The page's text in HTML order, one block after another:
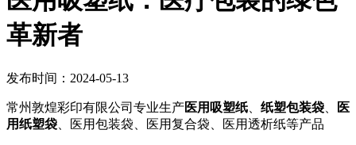
革新者
发布时间：2024-05-13
常州敦煌彩印有限公司专业生产医用吸塑纸 纸塑包装袋
医
用纸塑袋 、医用包装袋、医用复合袋、医用透析纸等产品